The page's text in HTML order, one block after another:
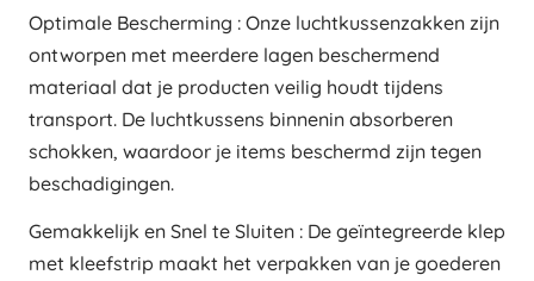
Optimale Bescherming : Onze luchtkussenzakken zijn
ontworpen met meerdere lagen beschermend
materiaal dat je producten veilig houdt tijdens
transport. De luchtkussens binnenin absorberen
schokken, waardoor je items beschermd zijn tegen
beschadigingen.
Gemakkelijk en Snel te Sluiten : De geïntegreerde klep
met kleefstrip maakt het verpakken van je goederen